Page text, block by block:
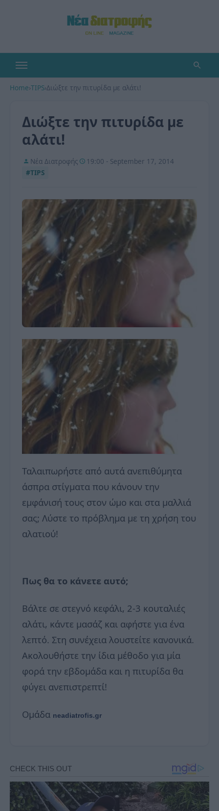
Home›TIPS›Διώξτε την πιτυρίδα με αλάτι!
Διώξτε την πιτυρίδα με
αλάτι!
Νέα Διατροφής
19:00 - September 17, 2014
#TIPS
Ταλαιπωρήστε από αυτά ανεπιθύμητα
άσπρα στίγματα που κάνουν την
εμφάνισή τους στον ώμο και στα μαλλιά
σας; Λύστε το πρόβλημα με τη χρήση του
αλατιού!
Πως θα το κάνετε αυτό;
Βάλτε σε στεγνό κεφάλι, 2-3 κουταλιές
αλάτι, κάντε μασάζ και αφήστε για ένα
λεπτό. Στη συνέχεια λουστείτε κανονικά.
Ακολουθήστε την ίδια μέθοδο για μία
φορά την εβδομάδα και η πιτυρίδα θα
φύγει ανεπιστρεπτί!
Ομάδα neadiatrofis.gr